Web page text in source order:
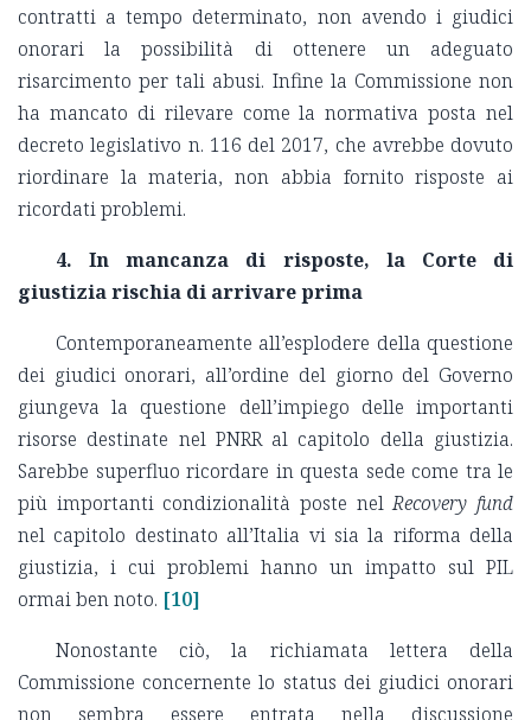
contratti a tempo determinato, non avendo i giudici
onorari la possibilità di ottenere un adeguato
risarcimento per tali abusi. Infine la Commissione non
ha mancato di rilevare come la normativa posta nel
decreto legislativo n. 116 del 2017, che avrebbe dovuto
riordinare la materia, non abbia fornito risposte ai
ricordati problemi.
4. In mancanza di risposte, la Corte di
giustizia rischia di arrivare prima
Contemporaneamente all’esplodere della questione
dei giudici onorari, all’ordine del giorno del Governo
giungeva la questione dell’impiego delle importanti
risorse destinate nel PNRR al capitolo della giustizia.
Sarebbe superfluo ricordare in questa sede come tra le
più importanti condizionalità poste nelRecovery fund
nel capitolo destinato all’Italia vi sia la riforma della
giustizia, i cui problemi hanno un impatto sul PIL
ormai ben noto. [10]
Nonostante ciò, la richiamata lettera della
Commissione concernente lo status dei giudici onorari
non sembra essere entrata nella discussione